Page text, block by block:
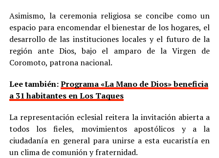
Asimismo, la ceremonia religiosa se concibe como un
espacio para encomendar el bienestar de los hogares, el
desarrollo de las instituciones locales y el futuro de la
región ante Dios, bajo el amparo de la Virgen de
Coromoto, patrona nacional.
Lee también:Programa «La Mano de Dios» beneficia
a 31 habitantes en Los Taques
La representación eclesial reitera la invitación abierta a
todos los fieles, movimientos apostólicos y a la
ciudadanía en general para unirse a esta eucaristía en
un clima de comunión y fraternidad.